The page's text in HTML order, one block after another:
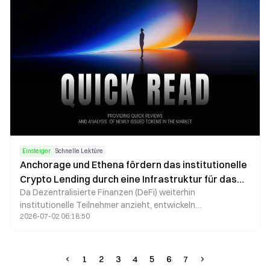
Einsteiger Schnelle Lektüre
Anchorage und Ethena fördern das institutionelle
Crypto Lending durch eine Infrastruktur für das
Management von Sicherheiten.
Da Dezentralisierte Finanzen (DeFi) weiterhin
institutionelle Teilnehmer anzieht, entwickeln
Infrastrukturanbieter zunehmend Lösungen, die
Eine aktuelle Partnerschaft zwischen Anchorage Digital
2026-07-02 06:18:50
1 2 3 4 5 6 7